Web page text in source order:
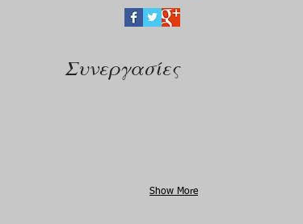
Συνεργασίες
Show More